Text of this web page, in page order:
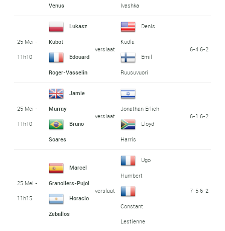
Venus Ivashka
25 Mei -
11h10
Lukasz
Kubot
Edouard
Roger-Vasselin
verslaat
Denis
Kudla
Emil
Ruusuvuori
6-4 6-2
25 Mei -
11h10
Jamie
Murray
Bruno
Soares
verslaat
Jonathan Erlich
Lloyd
Harris
6-1 6-2
25 Mei -
11h15
Marcel
Granollers-Pujol
Horacio
Zeballos
verslaat
Ugo
Humbert
Constant
Lestienne
7-5 6-2